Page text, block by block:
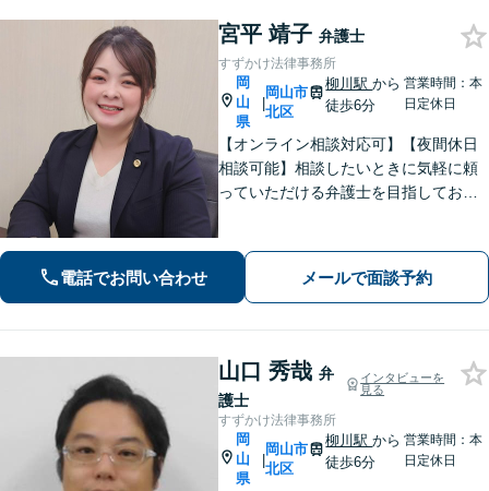
宮平 靖子 弁護士
すずかけ法律事務所
岡
山
県
|
岡山市
北区
柳川駅から
徒歩6分
営業時間：本
日定休日
【オンライン相談対応可】【夜間休日
相談可能】相談したいときに気軽に頼
っていただける弁護士を目指しており
い。
電話でお問い合わせ メールで面談予約
山口 秀哉 弁
護士
インタビューを
見る
すずかけ法律事務所
岡
山
県
|
岡山市
北区
柳川駅から
徒歩6分
営業時間：本
日定休日